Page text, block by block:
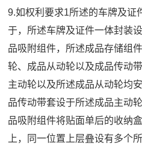
9.如权利要求1所述的车牌及证
于，所述车牌及证件一体封装
品吸附组件，所述成品存储组
轮、成品从动轮以及成品传动
主动轮以及所述成品从动轮均
品传动带套设于所述成品主动
品吸附组件将贴面单后的收纳
上，同一位置上层叠设有多个